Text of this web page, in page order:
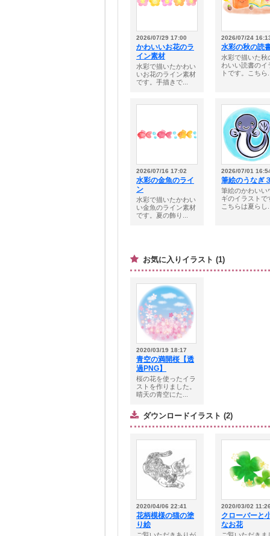
2026/07/29 17:00
かわいいお花のラ
イン素材
水彩で描いたかわい
いお花のライン素材
です。手描きで...
2026/07/24
水彩の秋の読
水彩で描いた秋
わいい読書のイ
トです。こちら
2026/07/16 17:02
水彩の金魚のライ
ン
水彩で描いたかわい
い金魚のライン素材
です。夏の飾り...
2026/07/01
筆絵のうなぎ
筆絵のかわいい
ギのイラストで
こちらは夏らし
お気に入りイラスト (1)
2020/03/19 18:17
青空の満開桜【透
過PNG】
桜の花を使ったイラ
ストを作りました。
晴天の青空にた...
ダウンロードイラスト (2)
2020/04/06 22:41
花柄模様の猫の塗
り絵
2020/03/02
クローバーと
なお花